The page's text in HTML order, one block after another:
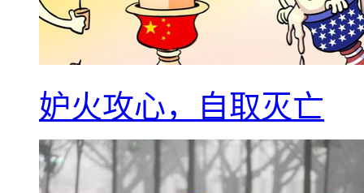
妒火攻心，自取灭亡